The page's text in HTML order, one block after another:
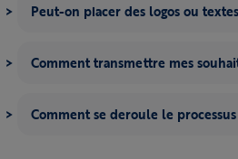
Peut-on placer des logos ou
Comment transmettre mes
Comment se deroule le